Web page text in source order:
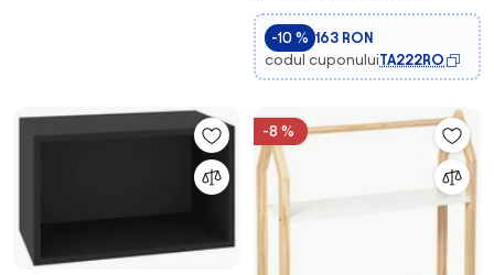
-10 % 163 RON
codul cuponuluiTA222RO
-8 %